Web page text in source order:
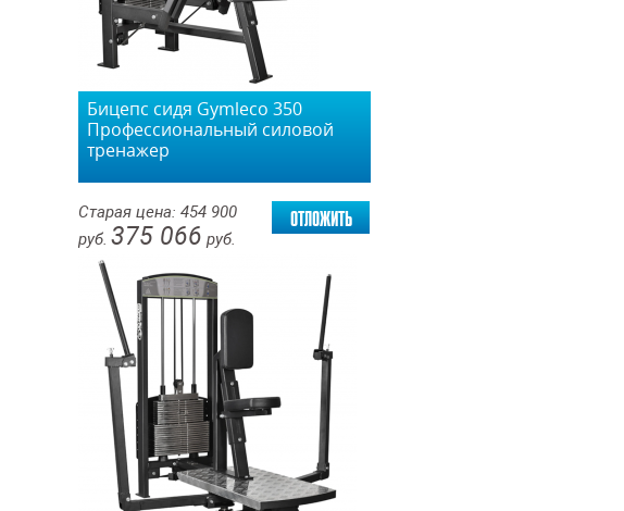
Бицепс сидя Gymleco 350
Профессиональный силовой
тренажер
Старая цена: 454 900
руб. 375 066 руб.
отложить